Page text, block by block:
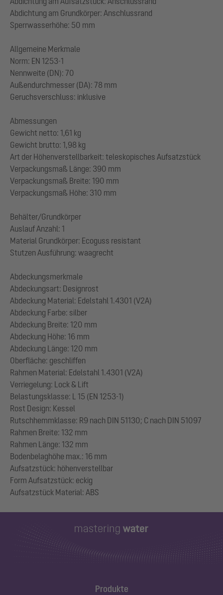
Abdichtung am Grundkörper: Anschlussrand
Sperrwasserhöhe: 50 mm
Allgemeine Merkmale
Norm: EN 1253-1
Nennweite (DN): 70
Außendurchmesser (DA): 78 mm
Geruchsverschluss: inklusive
Abmessungen
Gewicht netto: 1,61 kg
Gewicht brutto: 1,98 kg
Art der Höhenverstellbarkeit: teleskopisches Aufsatzstück
Verpackungsmaß Länge: 390 mm
Verpackungsmaß Breite: 190 mm
Verpackungsmaß Höhe: 310 mm
Behälter/Grundkörper
Auslauf Anzahl: 1
Material Grundkörper: Ecoguss resistant
Stutzen Ausführung: waagrecht
Abdeckungsmerkmale
Abdeckungsart: Designrost
Abdeckung Material: Edelstahl 1.4301 (V2A)
Abdeckung Farbe: silber
Abdeckung Breite: 120 mm
Abdeckung Höhe: 16 mm
Abdeckung Länge: 120 mm
Oberfläche: geschliffen
Rahmen Material: Edelstahl 1.4301 (V2A)
Verriegelung: Lock & Lift
Belastungsklasse: L 15 (EN 1253-1)
Rost Design: Kessel
Rutschhemmklasse: R9 nach DIN 51130; C nach DIN 51097
Rahmen Breite: 132 mm
Rahmen Länge: 132 mm
Bodenbelaghöhe max.: 16 mm
Aufsatzstück: höhenverstellbar
Form Aufsatzstück: eckig
Produkte